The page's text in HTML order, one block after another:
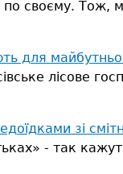
своєму. Тож,
для
лісове
зі
- так